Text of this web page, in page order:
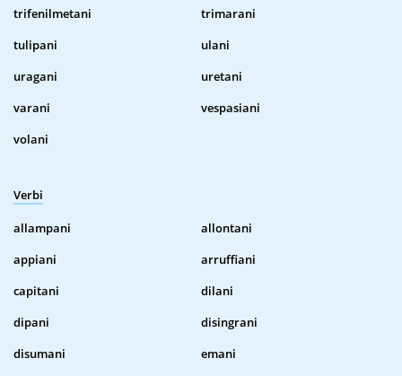
trifenilmetani
trimarani
tulipani
ulani
uragani
uretani
varani
vespasiani
volani
Verbi
allampani
allontani
appiani
arruffiani
capitani
dilani
dipani
disingrani
disumani
emani